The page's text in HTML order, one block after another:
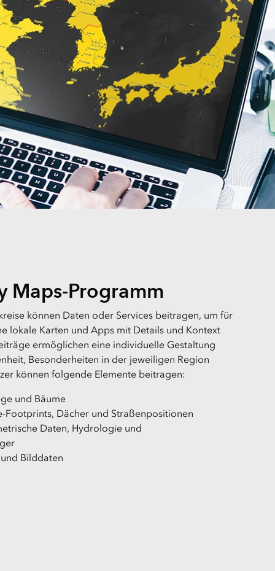
Maps-Programm
können Daten oder Services beitragen, um für
lokale Karten und Apps mit Details und Kontext
ermöglichen eine individuelle Gestaltung
Besonderheiten in der jeweiligen Region
können folgende Elemente beitragen:
und Bäume
Footprints, Dächer und Straßenpositionen
Daten, Hydrologie und
Bilddaten